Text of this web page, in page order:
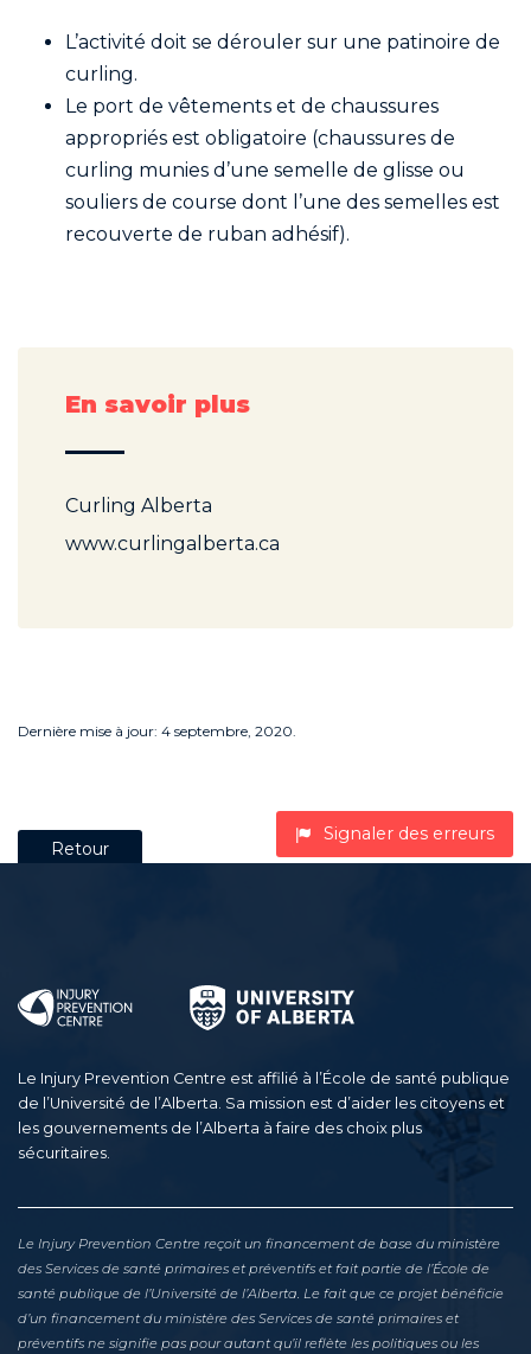
L’activité doit se dérouler sur une patinoire de
curling.
Le port de vêtements et de chaussures
appropriés est obligatoire (chaussures de
curling munies d’une semelle de glisse ou
souliers de course dont l’une des semelles est
recouverte de ruban adhésif).
En savoir plus
Curling Alberta
www.curlingalberta.ca
Dernière mise à jour: 4 septembre, 2020.
Retour
Signaler des erreurs
Le Injury Prevention Centre est affilié à l’École de santé publique
de l’Université de l’Alberta. Sa mission est d’aider les citoyens et
les gouvernements de l’Alberta à faire des choix plus
sécuritaires.
Le Injury Prevention Centre reçoit un financement de base du ministère
des Services de santé primaires et préventifs et fait partie de l’École de
santé publique de l’Université de l’Alberta. Le fait que ce projet bénéficie
d’un financement du ministère des Services de santé primaires et
préventifs ne signifie pas pour autant qu’il reflète les politiques ou les